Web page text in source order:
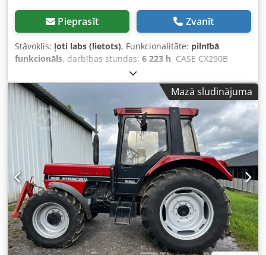
Pieprasīt Zvanīt
Stāvoklis: ļoti labs (lietots), Funkcionalitāte: pilnībā
funkcionāls, darbības stundas: 6 223 h, CASE CX290B
Kāpurķēžu Ekskavators Kawasaki Hidraulika Isuzu Dzinējs
Tehniskie dati: - Dzinējs: Isuzu AH-6HK1X (6 cilindru,
turbopūtes, Common Rail). - Dzinēja jauda: apm. 154 kW
(209 ZS) pie 1800 apgr./min. - Darba masa: apm. 29 100 kg
- 30 000 kg (atkarībā no aprīkojuma). - Hidrauliskā sistēma:
Mainīgas veiktspējas assūkņu sūkņi (Kawasaki), nodrošina
vienmērīgas apvienotas kustības. - Maksimālais rakšanas
rādiuss: apm. 10,5 - 10,7 m. - Maksimālais rakšanas
dziļums: apm. 7,1 m. - Standarta kausa tilpums: apm. 1,2 -
1,6 m³. - Nobraukums: Oriģinālie 6223 mth – labi kopts,
regulāri apkalpots, skaitītājs pilnībā darboties spējīgs un
skaidri salasāms. CX290B modeļa priekšrocības: -
Hidrauliskā ātrā sakabe: Ātra un efektīva aprīkojuma
nomaiņa bez izkāpšanas no kabīnes. - Pilna hidrauliskā
līnija: Mašīna aprīkota ar papildu izvadiem uz strēles, lai
Mazā sludinājuma